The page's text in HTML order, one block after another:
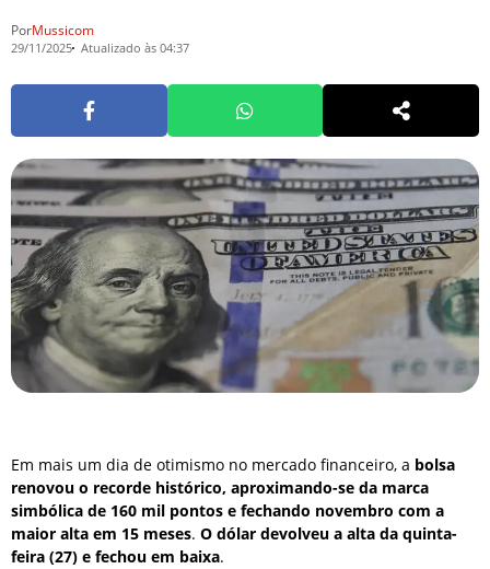
PorMussicom
29/11/2025 Atualizado às 04:37
Em mais um dia de otimismo no mercado financeiro, a bolsa
renovou o recorde histórico, aproximando-se da marca
simbólica de 160 mil pontos e fechando novembro com a
maior alta em 15 meses. O dólar devolveu a alta da quinta-
feira (27) e fechou em baixa.